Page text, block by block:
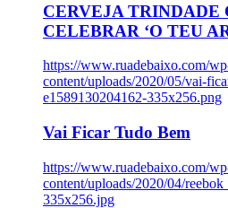
CERVEJA TRINDADE
CELEBRAR ‘O TEU
https://www.ruadebaixo.com/
content/uploads/2020/05/vai-
e1589130204162-335x256.png
Vai Ficar Tudo Bem
https://www.ruadebaixo.com/
content/uploads/2020/04/
335x256.jpg